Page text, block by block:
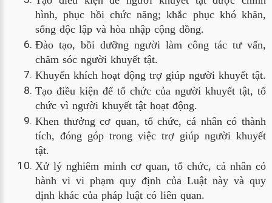
hình, phục hồi chức năng; khắc phục khó khăn,
sống độc lập và hòa nhập cộng đồng.
Đào tạo, bồi dưỡng người làm công tác tư vấn,
chăm sóc người khuyết tật.
Khuyến khích hoạt động trợ giúp người khuyết tật.
Tạo điều kiện để tổ chức của người khuyết tật, tổ
chức vì người khuyết tật hoạt động.
Khen thưởng cơ quan, tổ chức, cá nhân có thành
tích, đóng góp trong việc trợ giúp người khuyết
tật.
Xử lý nghiêm minh cơ quan, tổ chức, cá nhân có
hành vi vi phạm quy định của Luật này và quy
định khác của pháp luật có liên quan.